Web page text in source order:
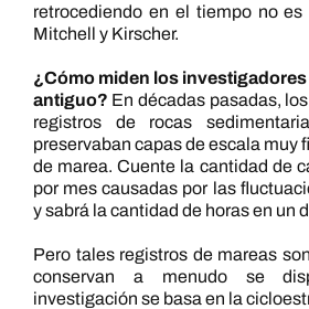
retrocediendo en el tiempo no es
Mitchell y Kirscher.
¿Cómo miden los
antiguo? En décadas pasadas,
registros de rocas
preservaban capas de escala muy
de marea. Cuente la cantidad de
por mes causadas por las
y sabrá la cantidad de horas en un
Pero tales registros de mareas
conservan a menudo se
investigación se basa en la